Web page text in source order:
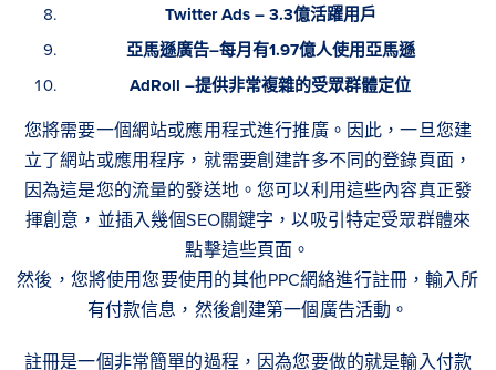
Twitter Ads – 3.3億活躍用戶
亞馬遜廣告–每月有1.97億人使用亞馬遜
AdRoll –提供非常複雜的受眾群體定位
您將需要一個網站或應用程式進行推廣。因此，一旦您建
立了網站或應用程序，就需要創建許多不同的登錄頁面，
因為這是您的流量的發送地。您可以利用這些內容真正發
揮創意，並插入幾個SEO關鍵字，以吸引特定受眾群體來
點擊這些頁面。
然後，您將使用您要使用的其他PPC網絡進行註冊，輸入所
有付款信息，然後創建第一個廣告活動。
註冊是一個非常簡單的過程，因為您要做的就是輸入付款